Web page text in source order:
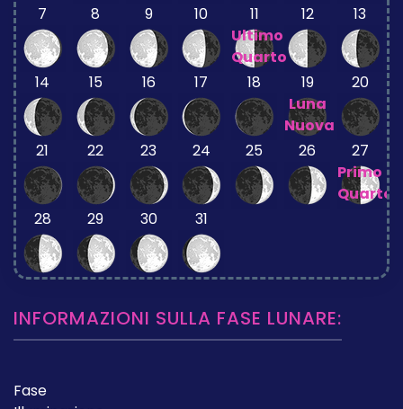
7 8 9 10
11
Ultimo
Quarto
12 13
14 15 16 17 18
19
Luna
Nuova
20
21 22 23 24 25 26
27
Primo
Quarto
28
29 30 31
INFORMAZIONI SULLA FASE LUNARE:
Fase